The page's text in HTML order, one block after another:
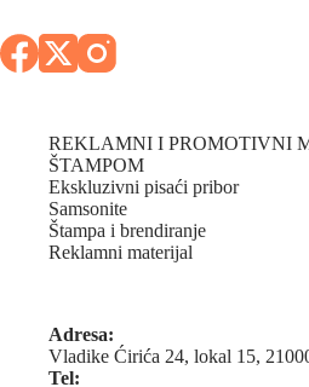
REKLAMNI I PROMOTIVNI
ŠTAMPOM
Ekskluzivni pisaći pribor
Samsonite
Štampa i brendiranje
Reklamni materijal
Adresa:
Vladike Ćirića 24, lokal 15,
Tel: